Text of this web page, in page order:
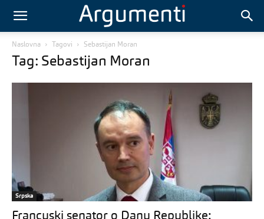
Naslovna Tagovi Sebastijan Moran
Tag: Sebastijan Moran
Srpska